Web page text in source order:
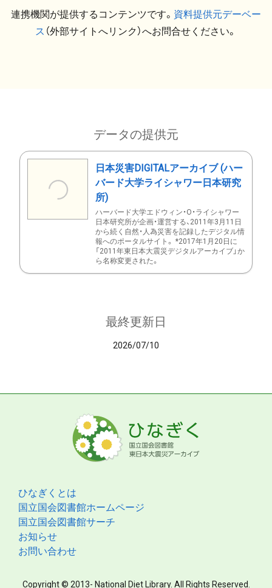
連携機関が提供するコンテンツです。 資料提供元デーベー
ス （外部サイトへリンク）へお問合せください。
データの提供元
日本災害DIGITALアーカイブ (ハー
バード大学ライシャワー日本研究
所)
ハーバード大学エドウィン・O・ライシャワー
日本研究所が企画・運営する、2011年3月11日
から続く自然・人為災害を記録したデジタル情
報へのポータルサイト。 *2017年1月20日に
「2011年東日本大震災デジタルアーカイブ」か
ら名称変更された。
最終更新日
2026/07/10
ひなぎくとは
国立国会図書館ホームページ
国立国会図書館サーチ
お知らせ
お問い合わせ
Copyright © 2013- National Diet Library. All Rights Reserved.